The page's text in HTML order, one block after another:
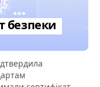
безпеки